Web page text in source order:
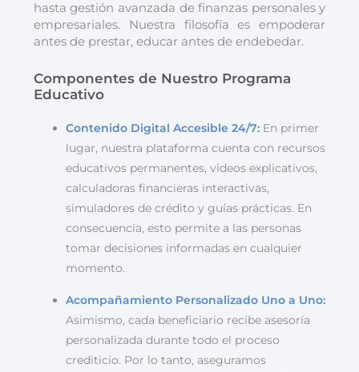
hasta gestión avanzada de finanzas personales y
empresariales. Nuestra filosofía es empoderar
antes de prestar, educar antes de endebedar.
Componentes de Nuestro Programa
Educativo
Contenido Digital Accesible 24/7:En primer
lugar, nuestra plataforma cuenta con recursos
educativos permanentes, videos explicativos,
calculadoras financieras interactivas,
simuladores de crédito y guías prácticas. En
consecuencia, esto permite a las personas
tomar decisiones informadas en cualquier
momento.
Acompañamiento Personalizado Uno a Uno:
Asimismo, cada beneficiario recibe asesoría
personalizada durante todo el proceso
crediticio. Por lo tanto, aseguramos